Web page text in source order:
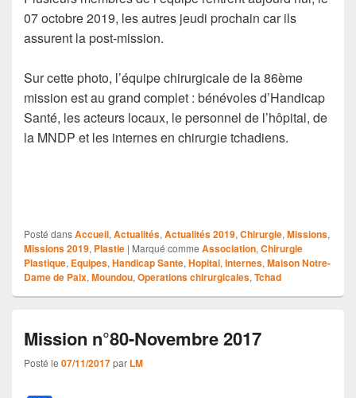
07 octobre 2019, les autres jeudi prochain car ils
assurent la post-mission.
Sur cette photo, l’équipe chirurgicale de la 86ème
mission est au grand complet : bénévoles d’Handicap
Santé, les acteurs locaux, le personnel de l’hôpital, de
la MNDP et les internes en chirurgie tchadiens.
Posté dansAccueil, Actualités, Actualités 2019, Chirurgie, Missions,
Missions 2019, Plastie | Marqué comme Association, Chirurgie
Plastique, Equipes, Handicap Sante, Hopital, Internes, Maison Notre-
Dame de Paix, Moundou, Operations chirurgicales, Tchad
Mission n°80-Novembre 2017
Posté le 07/11/2017par LM